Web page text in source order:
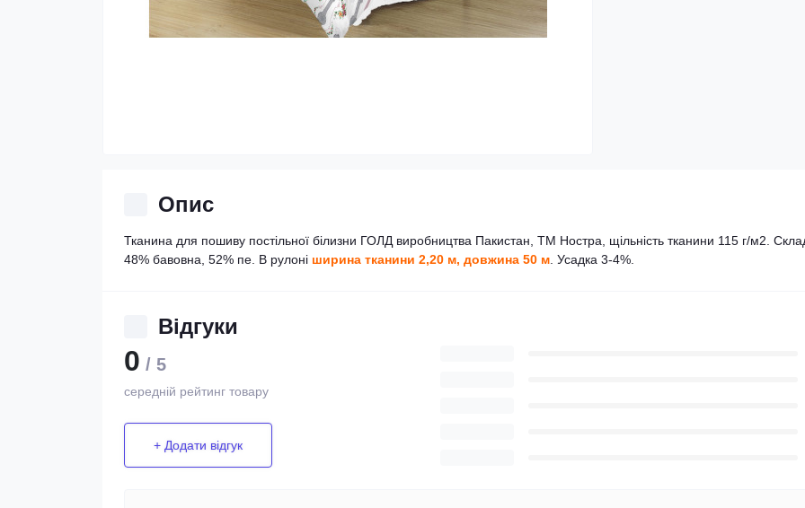
Опис
Тканина для пошиву постільної білизни ГОЛД виробництва Пакистан, ТМ Ностра, щільність тканини 115 г/м2.
48% бавовна, 52% пе. В рулоні ширина тканини 2,20 м, довжина 50 м . Усадка 3-4%.
Відгуки
0 / 5
середній рейтинг товару
+ Додати відгук